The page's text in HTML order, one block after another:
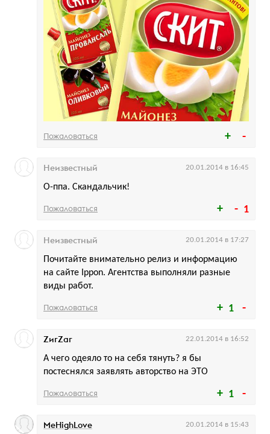
Пожаловаться
1
О-ппа. Скандальчик!
Неизвестный 20.01.2014 в 16:45
Пожаловаться
1
Почитайте внимательно релиз и информацию
на сайте Ippon. Агентства выполняли разные
виды работ.
Неизвестный 20.01.2014 в 17:27
Пожаловаться
1
А чего одеяло то на себя тянуть? я бы
постеснялся заявлять авторство на ЭТО
ZигZаг 22.01.2014 в 16:52
Пожаловаться
MeHighLove 20.01.2014 в 15:43